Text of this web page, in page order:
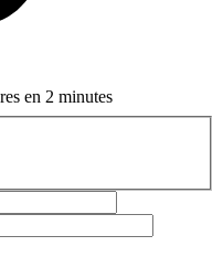
en 2 minutes